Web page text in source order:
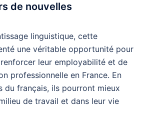
de nouvelles
linguistique, cette
une véritable opportunité pour
leur employabilité et de
professionnelle en France. En
du français, ils pourront mieux
de travail et dans leur vie